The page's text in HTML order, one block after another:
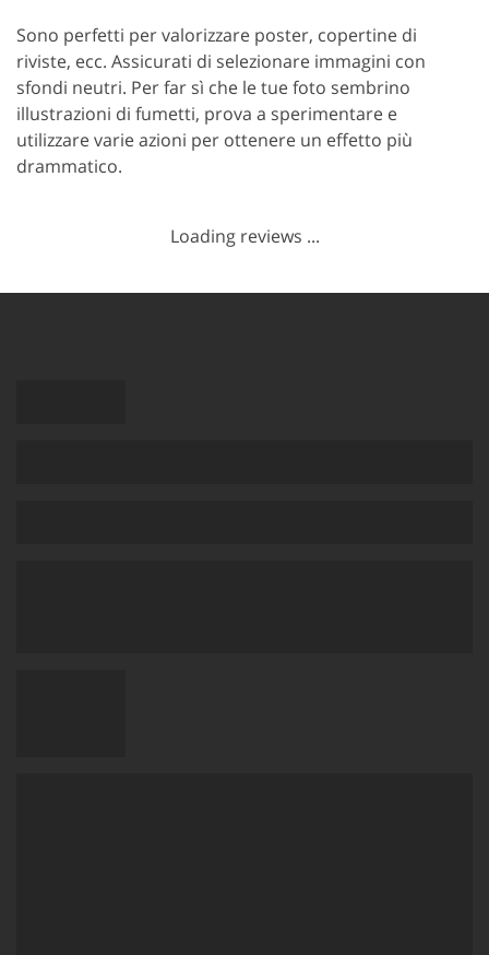
Sono perfetti per valorizzare poster, copertine di
riviste, ecc. Assicurati di selezionare immagini con
sfondi neutri. Per far sì che le tue foto sembrino
illustrazioni di fumetti, prova a sperimentare e
utilizzare varie azioni per ottenere un effetto più
drammatico.
Loading reviews ...